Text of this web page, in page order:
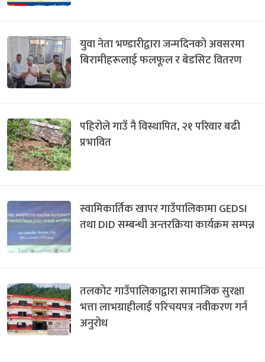
युवा नेता भण्डारीद्वारा जन्मदिनको अवसरमा
बिरामीहरूलाई फलफूल र बेडसिट वितरण
पहिरोले गाउँ नै विस्थापित, २१ परिवार बढी
प्रभावित
स्वामिकार्तिक खापर गाउँपालिकामा GEDSI
तथा DID सम्बन्धी अन्तरक्रिया कार्यक्रम सम्पन्न
तलकोट गाउँपालिकाद्वारा सामाजिक सुरक्षा
भत्ता लाभग्राहीलाई परिचयपत्र नवीकरण गर्न
अनुरोध